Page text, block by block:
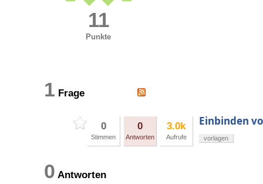
11
Punkte
1 Frage
0
Stimmen
0
Antworten
3.0k
Aufrufe
Einbinden
vorlagen
0 Antworten